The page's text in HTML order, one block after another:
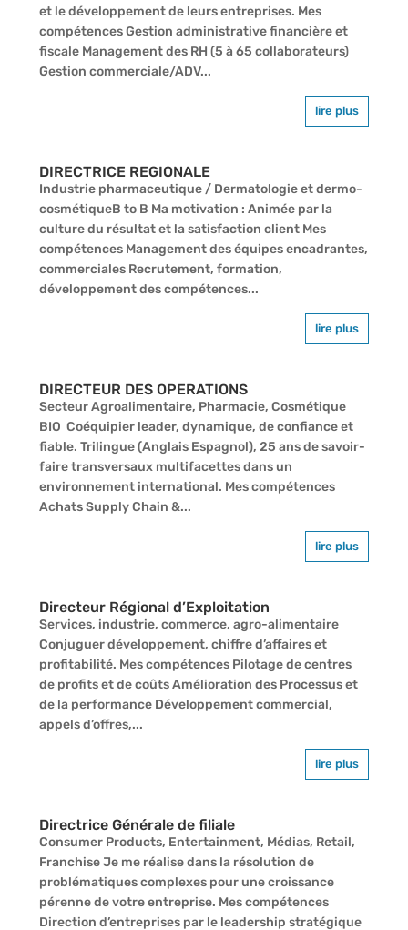
et le développement de leurs entreprises. Mes
compétences Gestion administrative financière et
fiscale Management des RH (5 à 65 collaborateurs)
Gestion commerciale/ADV...
lire plus
DIRECTRICE REGIONALE
Industrie pharmaceutique / Dermatologie et dermo-
cosmétiqueB to B Ma motivation : Animée par la
culture du résultat et la satisfaction client Mes
compétences Management des équipes encadrantes,
commerciales Recrutement, formation,
développement des compétences...
lire plus
DIRECTEUR DES OPERATIONS
Secteur Agroalimentaire, Pharmacie, Cosmétique
BIO Coéquipier leader, dynamique, de confiance et
fiable. Trilingue (Anglais Espagnol), 25 ans de savoir-
faire transversaux multifacettes dans un
environnement international. Mes compétences
Achats Supply Chain &...
lire plus
Directeur Régional d’Exploitation
Services, industrie, commerce, agro-alimentaire
Conjuguer développement, chiffre d’affaires et
profitabilité. Mes compétences Pilotage de centres
de profits et de coûts Amélioration des Processus et
de la performance Développement commercial,
appels d’offres,...
lire plus
Directrice Générale de filiale
Consumer Products, Entertainment, Médias, Retail,
Franchise Je me réalise dans la résolution de
problématiques complexes pour une croissance
pérenne de votre entreprise. Mes compétences
Direction d’entreprises par le leadership stratégique